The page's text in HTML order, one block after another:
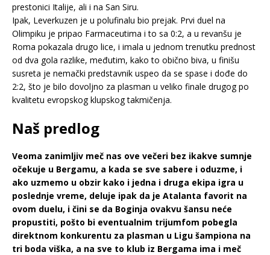
prestonici Italije, ali i na San Siru.
Ipak, Leverkuzen je u polufinalu bio prejak. Prvi duel na
Olimpiku je pripao Farmaceutima i to sa 0:2, a u revanšu je
Roma pokazala drugo lice, i imala u jednom trenutku prednost
od dva gola razlike, međutim, kako to obično biva, u finišu
susreta je nemački predstavnik uspeo da se spase i dođe do
2:2, što je bilo dovoljno za plasman u veliko finale drugog po
kvalitetu evropskog klupskog takmičenja.
Naš predlog
Veoma zanimljiv meč nas ove večeri bez ikakve sumnje
očekuje u Bergamu, a kada se sve sabere i oduzme, i
ako uzmemo u obzir kako i jedna i druga ekipa igra u
poslednje vreme, deluje ipak da je Atalanta favorit na
ovom duelu, i čini se da Boginja ovakvu šansu neće
propustiti, pošto bi eventualnim trijumfom pobegla
direktnom konkurentu za plasman u Ligu šampiona na
tri boda viška, a na sve to klub iz Bergama ima i meč